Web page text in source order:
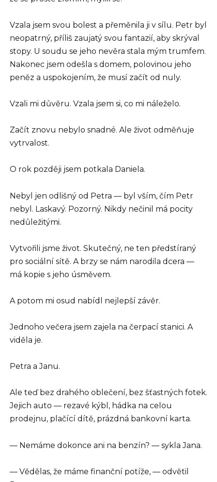
Vzala jsem svou bolest a přeměnila ji v sílu. Petr byl
neopatrný, příliš zaujatý svou fantazií, aby skrýval
stopy. U soudu se jeho nevěra stala mým trumfem.
Nakonec jsem odešla s domem, polovinou jeho
peněz a uspokojením, že musí začít od nuly.
Vzali mi důvěru. Vzala jsem si, co mi náleželo.
Začít znovu nebylo snadné. Ale život odměňuje
vytrvalost.
O rok později jsem potkala Daniela.
Nebyl jen odlišný od Petra — byl vším, čím Petr
nebyl. Laskavý. Pozorný. Nikdy nečinil má pocity
nedůležitými.
Vytvořili jsme život. Skutečný, ne ten předstíraný
pro sociální sítě. A brzy se nám narodila dcera —
má kopie s jeho úsměvem.
A potom mi osud nabídl nejlepší závěr.
Jednoho večera jsem zajela na čerpací stanici. A
viděla je.
Petra a Janu.
Ale teď bez drahého oblečení, bez šťastných fotek.
Jejich auto — rezavé kýbl, hádka na celou
prodejnu, plačící dítě, prázdná bankovní karta.
— Nemáme dokonce ani na benzín? — sykla Jana.
— Vědělas, že máme finanční potíže, — odvětil